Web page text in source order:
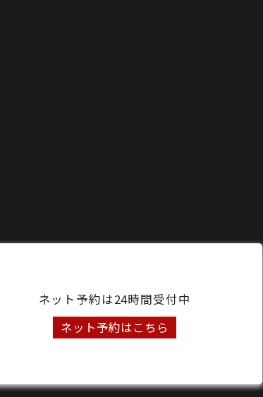
ネット予約は24時間受付中
ネット予約はこちら